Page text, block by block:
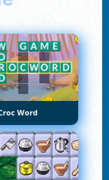
Word